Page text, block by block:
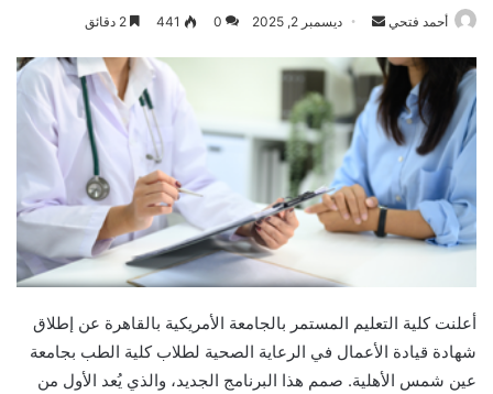
أحمد فتحي
أرسل
إلكترونيا
ديسمبر 2, 2025 0
441
أعلنت كلية التعليم المستمر بالجامعة الأمريكية بالقاهرة عن إطلاق
شهادة قيادة الأعمال في الرعاية الصحية لطلاب كلية الطب بجامعة
عين شمس الأهلية. صمم هذا البرنامج الجديد، والذي يُعد الأول من